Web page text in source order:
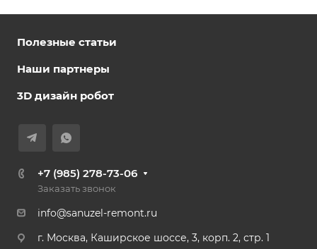
Полезные статьи
Наши партнеры
3D дизайн робот
+7 (985) 278-73-06
Заказать звонок
info@sanuzel-remont.ru
г. Москва, Каширское шоссе, 3, корп. 2, стр. 1